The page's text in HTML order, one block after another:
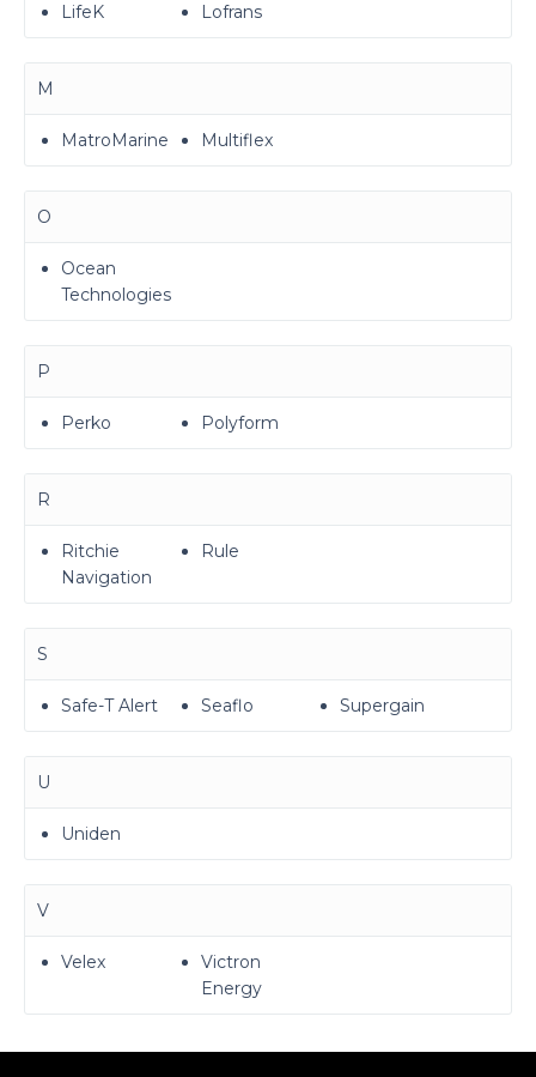
LifeK Lofrans
M
MatroMarine Multiflex
O
Ocean
Technologies
P
Perko Polyform
R
Ritchie
Navigation
Rule
S
Safe-T Alert Seaflo Supergain
U
Uniden
V
Velex
Victron
Energy